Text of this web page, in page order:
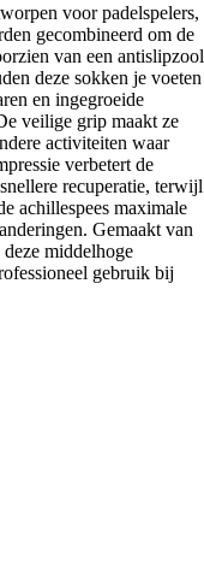
voor padelspelers,
gecombineerd om de
van een antislipzool
deze sokken je voeten
en ingegroeide
veilige grip maakt ze
activiteiten waar
verbetert de
recuperatie, terwijl
achillespees maximale
Gemaakt van
middelhoge
gebruik bij